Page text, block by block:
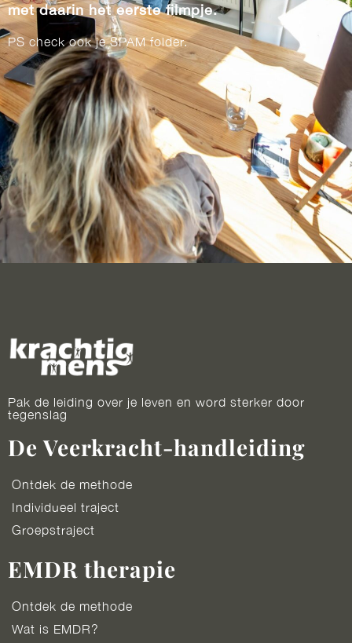
met daarin het eerste filmpje.
PS check ook je SPAM folder.
Pak de leiding over je leven en word sterker door
tegenslag
De Veerkracht-handleiding
Ontdek de methode
Individueel traject
Groepstraject
EMDR therapie
Ontdek de methode
Wat is EMDR?